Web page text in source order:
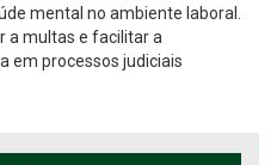
mental no ambiente laboral.
a multas e facilitar a
em processos judiciais